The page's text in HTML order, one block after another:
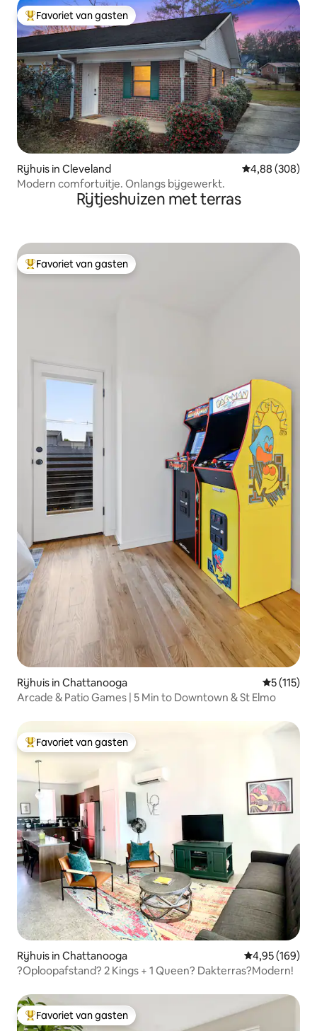
Topfavoriet van gasten
Favoriet van gasten
Rijhuis in Cleveland Gemiddelde
4,88 (308)
Modern comfortuitje. Onlangs bijgewerkt.
Rijtjeshuizen met terras
Topfavoriet van gasten
Favoriet van gasten
Rijhuis in Chattanooga
5 (115)
Arcade & Patio Games | 5 Min to Downtown & St Elmo
Topfavoriet van gasten
Favoriet van gasten
Rijhuis in Chattanooga Gemiddelde
4,95 (169)
?Oploopafstand? 2 Kings + 1 Queen? Dakterras?Modern!
Topfavoriet van gasten
Favoriet van gasten